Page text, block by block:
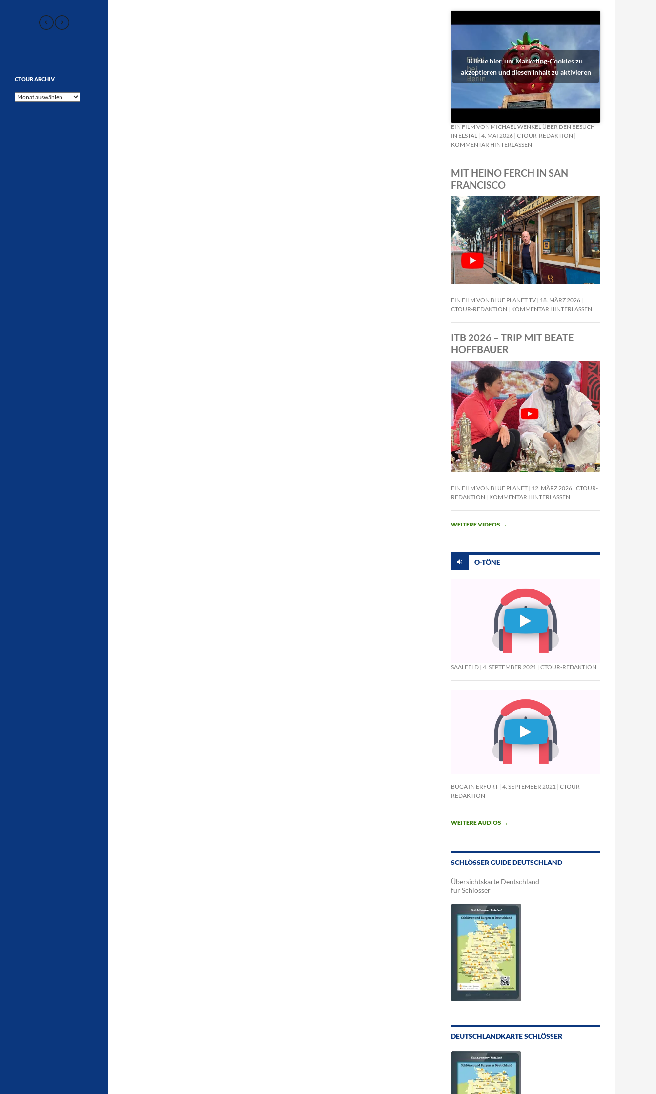
Klicke hier, um Marketing-Cookies zu
akzeptieren und diesen Inhalt zu aktivieren
EIN FILM VON MICHAEL WENKEL ÜBER DEN BESUCH
IN ELSTAL 4. MAI 2026 CTOUR-REDAKTION
KOMMENTAR HINTERLASSEN
MIT HEINO FERCH IN SAN
FRANCISCO
EIN FILM VON BLUE PLANET TV 18. MÄRZ 2026
CTOUR-REDAKTION
KOMMENTAR HINTERLASSEN
ITB 2026 – TRIP MIT BEATE
HOFFBAUER
EIN FILM VON BLUE PLANET 12. MÄRZ 2026 CTOUR-
REDAKTION
KOMMENTAR HINTERLASSEN
WEITERE VIDEOS →
O-TÖNE
SAALFELD 4. SEPTEMBER 2021 CTOUR-REDAKTION
BUGA IN ERFURT 4. SEPTEMBER 2021
CTOUR-
REDAKTION
WEITERE AUDIOS →
SCHLÖSSER GUIDE DEUTSCHLAND
Übersichtskarte Deutschland
für Schlösser
DEUTSCHLANDKARTE SCHLÖSSER
CTOUR ARCHIV
CTOUR